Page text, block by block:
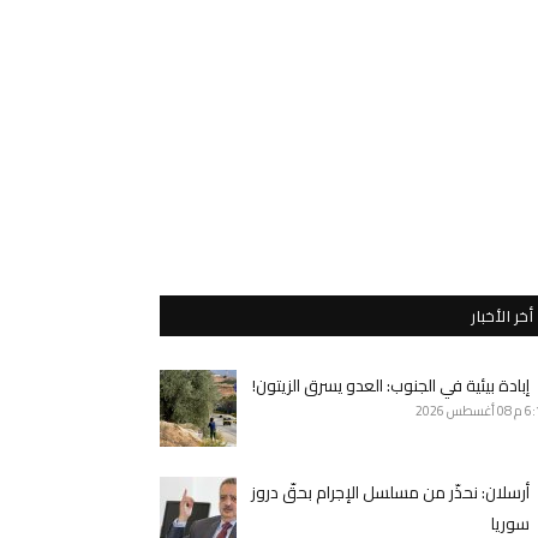
أخر الأخبار
إبادة بيئية في الجنوب: العدو يسرق الزيتون!
م 08 أغسطس 2026
أرسلان: نحذّر من مسلسل الإجرام بحقّ دروز
سوريا